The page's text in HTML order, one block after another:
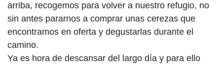
arriba, recogemos para volver a nuestro refugio, no
sin antes pararnos a comprar unas cerezas que
encontramos en oferta y degustarlas durante el
camino.
Ya es hora de descansar del largo día y para ello